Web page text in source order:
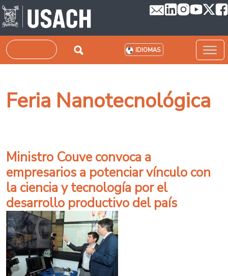
Pasar al contenido principal
Buscar IDIOMAS
Feria Nanotecnológica
Ministro Couve convoca a
empresarios a potenciar vínculo con
la ciencia y tecnología por el
desarrollo productivo del país